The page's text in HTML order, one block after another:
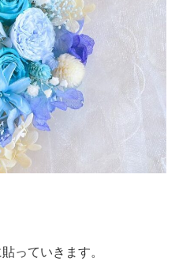
っていきます。